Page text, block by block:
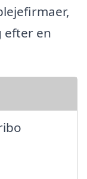
efter en